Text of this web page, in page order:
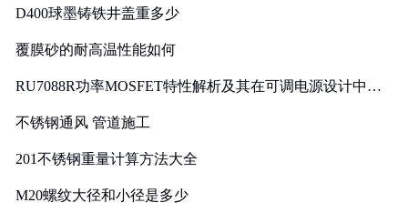
D400球墨铸铁井盖重多少
覆膜砂的耐高温性能如何
RU7088R功率MOSFET特性解析及其在可调电源设计中的
不锈钢通风 管道施工
201不锈钢重量计算方法大全
M20螺纹大径和小径是多少